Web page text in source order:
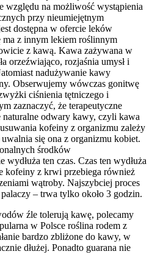
względu na możliwość wystąpienia
przy nieumiejętnym
dostępna w ofercie leków
ma z innym lekiem roślinnym
z kawą. Kawa zażywana w
orzeźwiająco, rozjaśnia umysł i
nadużywanie kawy
Obserwujemy wówczas gonitwę
ciśnienia tętniczego i
zaznaczyć, że terapeutyczne
odwary kawy, czyli kawa
kofeiny z organizmu zależy
się ona z organizmu kobiet.
środków
ten czas. Czas ten wydłuża
kofeiny z krwi przebiega również
wątroby. Najszybciej proces
– trwa tylko około 3 godzin.
źle tolerują kawę, polecamy
w Polsce roślina rodem z
bardzo zbliżone do kawy, w
dłużej. Ponadto guarana nie